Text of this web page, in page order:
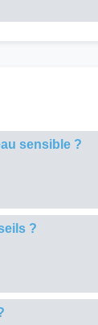
sensible ?
?